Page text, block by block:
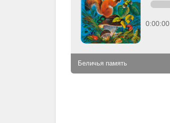
0:00:00
Беличья память